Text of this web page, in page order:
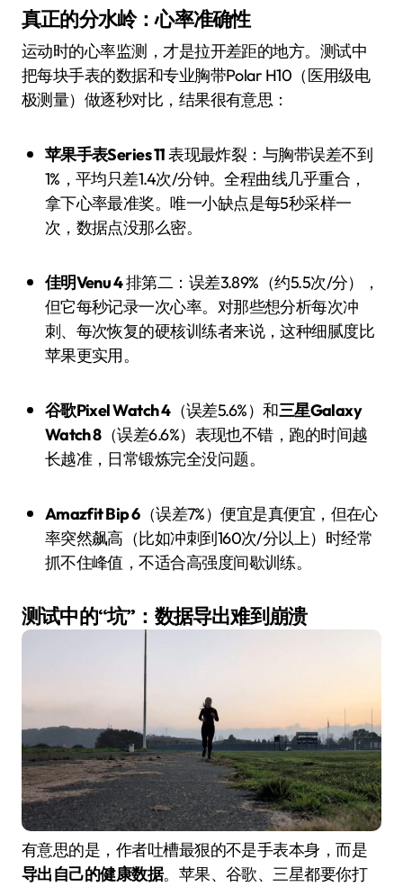
真正的分水岭：心率准确性
运动时的心率监测，才是拉开差距的地方。测试中
把每块手表的数据和专业胸带Polar H10（医用级电
极测量）做逐秒对比，结果很有意思：
苹果手表Series 11表现最炸裂：与胸带误差不到
1%，平均只差1.4次/分钟。全程曲线几乎重合，
拿下心率最准奖。唯一小缺点是每5秒采样一
次，数据点没那么密。
佳明Venu 4排第二：误差3.89%（约5.5次/分），
但它每秒记录一次心率。对那些想分析每次冲
刺、每次恢复的硬核训练者来说，这种细腻度比
苹果更实用。
谷歌Pixel Watch 4（误差5.6%）和三星Galaxy
Watch 8（误差6.6%）表现也不错，跑的时间越
长越准，日常锻炼完全没问题。
Amazfit Bip 6（误差7%）便宜是真便宜，但在心
率突然飙高（比如冲刺到160次/分以上）时经常
抓不住峰值，不适合高强度间歇训练。
测试中的“坑”：数据导出难到崩溃
有意思的是，作者吐槽最狠的不是手表本身，而是
导出自己的健康数据。苹果、谷歌、三星都要你打